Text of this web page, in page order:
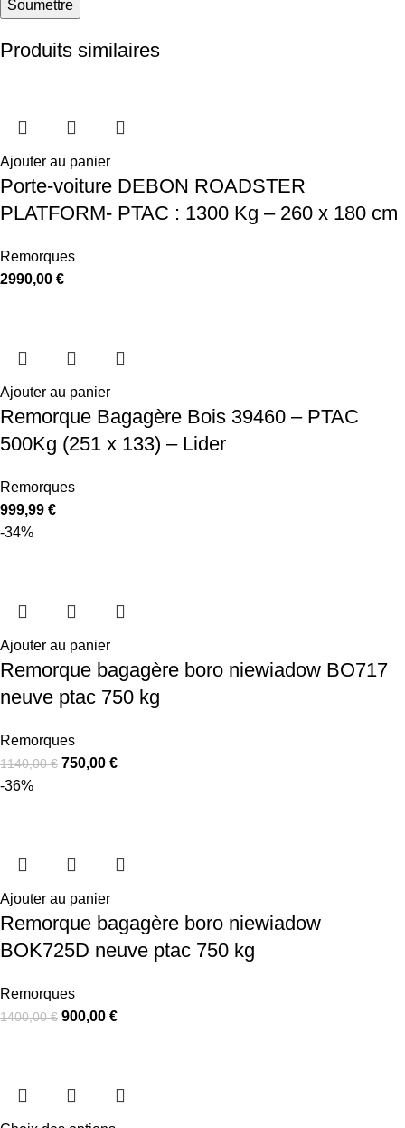
Produits similaires
Ajouter au panier
Porte-voiture DEBON ROADSTER
PLATFORM- PTAC : 1300 Kg – 260 x 180 cm
Remorques
2990,00 €
Ajouter au panier
Remorque Bagagère Bois 39460 – PTAC
500Kg (251 x 133) – Lider
Remorques
999,99 €
-34%
Ajouter au panier
Remorque bagagère boro niewiadow BO717
neuve ptac 750 kg
Remorques
1140,00€ 750,00 €
-36%
Ajouter au panier
Remorque bagagère boro niewiadow
BOK725D neuve ptac 750 kg
Remorques
1400,00€ 900,00 €